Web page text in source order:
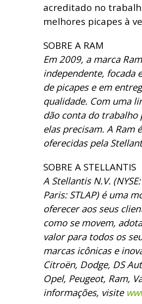
acreditado no
melhores picapes à
SOBRE A RAM
Em 2009, a marca
independente, focada
de picapes e em
qualidade. Com uma
dão conta do
elas precisam. A
oferecidas pela
SOBRE A STELLANTIS
A Stellantis N.V.
Paris: STLAP) é uma
oferecer aos seus
como se movem,
valor para todos os
marcas icônicas e
Citroën, Dodge, DS
Opel, Peugeot, Ram,
informações, visite